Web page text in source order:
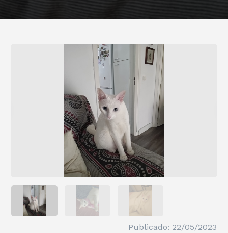
Publicado: 22/05/2023